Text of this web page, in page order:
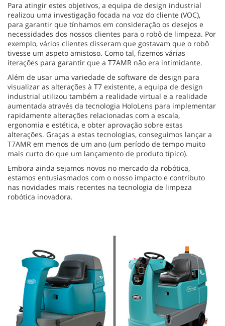
Para atingir estes objetivos, a equipa de design industrial
realizou uma investigação focada na voz do cliente (VOC),
para garantir que tínhamos em consideração os desejos e
necessidades dos nossos clientes para o robô de limpeza. Por
exemplo, vários clientes disseram que gostavam que o robô
tivesse um aspeto amistoso. Como tal, fizemos várias
iterações para garantir que a T7AMR não era intimidante.
Além de usar uma variedade de software de design para
visualizar as alterações à T7 existente, a equipa de design
industrial utilizou também a realidade virtual e a realidade
aumentada através da tecnologia HoloLens para implementar
rapidamente alterações relacionadas com a escala,
ergonomia e estética, e obter aprovação sobre estas
alterações. Graças a estas tecnologias, conseguimos lançar a
T7AMR em menos de um ano (um período de tempo muito
mais curto do que um lançamento de produto típico).
Embora ainda sejamos novos no mercado da robótica,
estamos entusiasmados com o nosso impacto e contributo
nas novidades mais recentes na tecnologia de limpeza
robótica inovadora.